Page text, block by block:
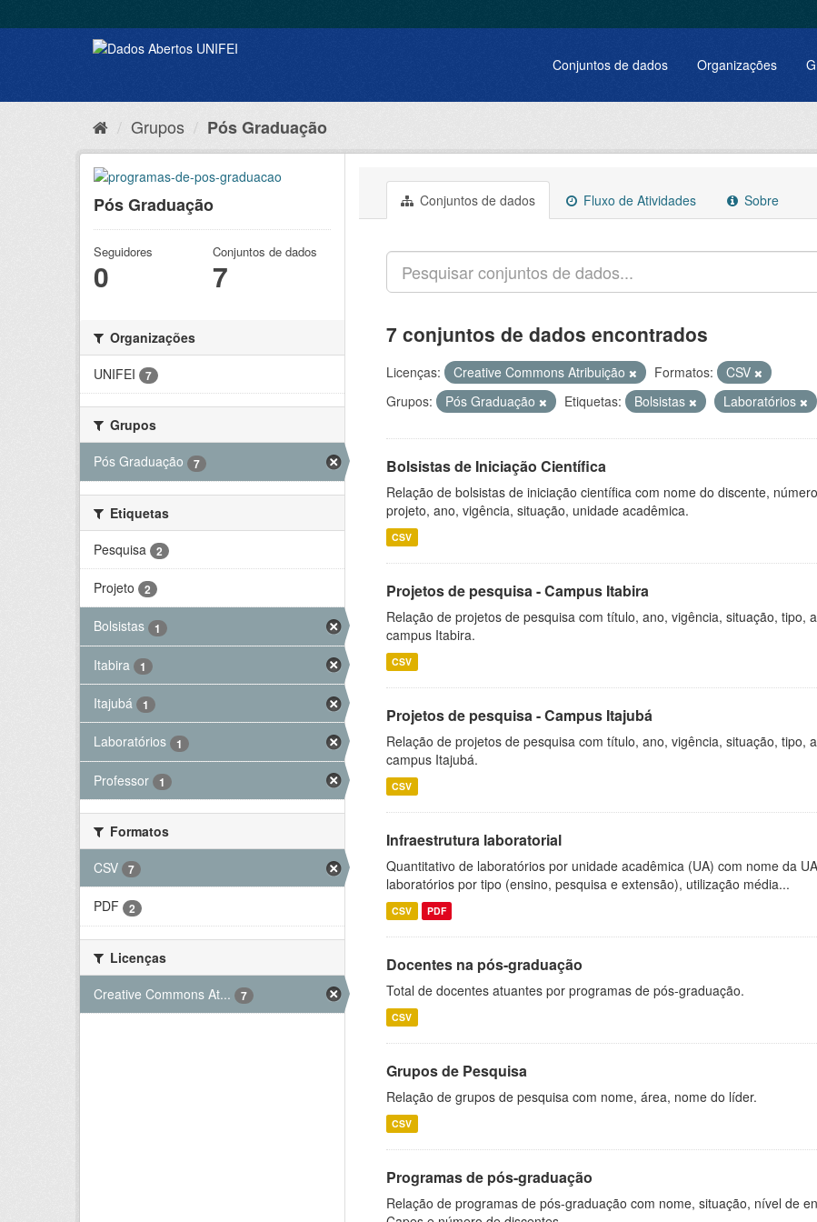
Conjuntos de dados Organizações
Grupos Pós Graduação
Pós Graduação
Seguidores
0
Conjuntos de dados
7
Organizações
UNIFEI
7
Grupos
Pós Graduação
7
Etiquetas
Pesquisa
2
Projeto 2
Bolsistas 1
Itabira 1
Itajubá 1
Laboratórios 1
Professor 1
Formatos
CSV
7
PDF 2
Licenças
Creative Commons At...
7
Conjuntos de dados Fluxo de Atividades Sobre
7 conjuntos de dados encontrados
Licenças: Creative Commons Atribuição Formatos:
CSV
Grupos:
Pós Graduação Etiquetas: Bolsistas Laboratórios
Bolsistas de Iniciação Científica
Relação de bolsistas de iniciação científica com nome do discente,
projeto, ano, vigência, situação, unidade acadêmica.
CSV
Projetos de pesquisa - Campus Itabira
Relação de projetos de pesquisa com título, ano, vigência, situação, tipo,
campus Itabira.
CSV
Projetos de pesquisa - Campus Itajubá
Relação de projetos de pesquisa com título, ano, vigência, situação, tipo,
campus Itajubá.
CSV
Infraestrutura laboratorial
Quantitativo de laboratórios por unidade acadêmica (UA) com nome da
laboratórios por tipo (ensino, pesquisa e extensão), utilização média...
CSV PDF
Docentes na pós-graduação
Total de docentes atuantes por programas de pós-graduação.
CSV
Grupos de Pesquisa
Relação de grupos de pesquisa com nome, área, nome do líder.
CSV
Programas de pós-graduação
Relação de programas de pós-graduação com nome, situação, nível de